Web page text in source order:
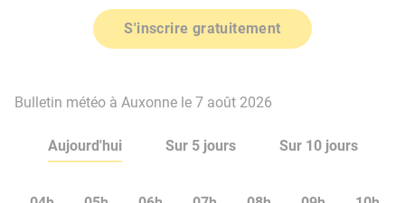
S'inscrire gratuitement
Bulletin météo à Auxonne le 7 août 2026
Aujourd'hui Sur 5 jours Sur 10 jours